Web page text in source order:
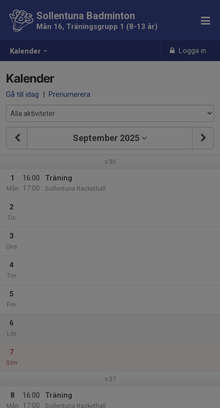
Kalender Logga in
Sollentuna Badminton
Mån 16, Träningsgrupp 1 (8-13 år)
Kalender
Gå till idag | Prenumerera
September 2025
v.36
1
Mån
16:00
17:00
Träning
Sollentuna Rackethall
2
Tis
3
Ons
4
Tor
5
Fre
6
Lör
7
Sön
v.37
8
Mån
16:00
17:00
Träning
Sollentuna Rackethall